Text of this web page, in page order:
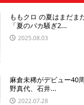
ももクロ の夏はまだま
「夏のバカ騒ぎ2...
2025.08.03
麻倉未稀がデビュー
野真代、石井...
2022.07.28